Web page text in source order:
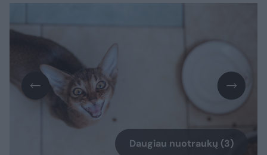
Daugiau nuotraukų (3)